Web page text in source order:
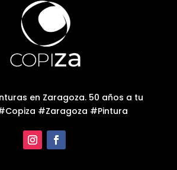
en Zaragoza. 50 años a tu
#Zaragoza #Pintura